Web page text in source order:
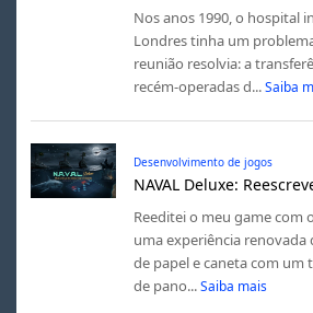
Nos anos 1990, o hospital
Londres tinha um
reunião resolvia: a
recém-operadas d... Saiba
Desenvolvimento de jogos
NAVAL Deluxe:
Reeditei o meu game com
uma experiência
de papel e caneta com um
de pano... Saiba mais